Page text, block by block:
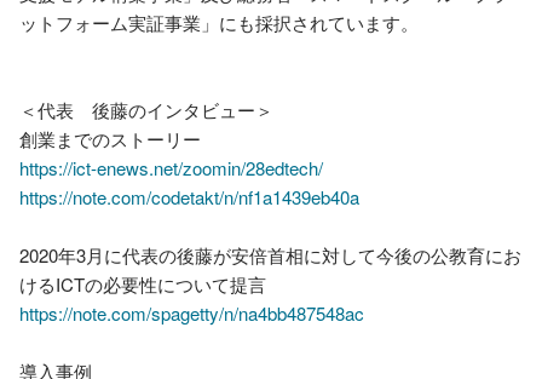
ットフォーム実証事業」にも採択されています。
＜代表　後藤のインタビュー＞
https://ict-enews.net/zoomin/28edtech/
https://note.com/codetakt/n/nf1a1439eb40a
2020年3月に代表の後藤が安倍首相に対して今後の公教育にお
https://note.com/spagetty/n/na4bb487548ac